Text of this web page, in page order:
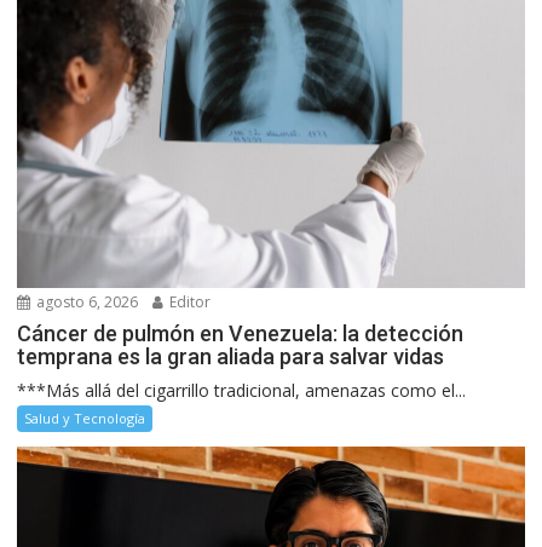
agosto 6, 2026 Editor
Cáncer de pulmón en Venezuela: la detección
temprana es la gran aliada para salvar vidas
***Más allá del cigarrillo tradicional, amenazas como el...
Salud y Tecnología